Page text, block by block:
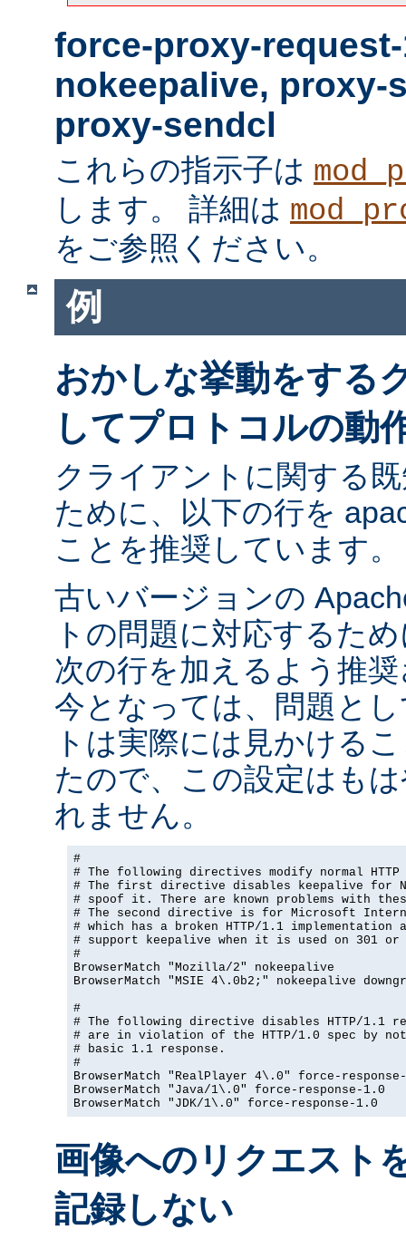
force-proxy-
nokeepalive, proxy-
proxy-sendcl
これらの指示子は
します。 詳細は
をご参照ください。
例
おかしな挙動をする
してプロトコルの動
クライアントに関する
ために、以下の行を
ことを推奨しています。
古いバージョンの
トの問題に対応するた
次の行を加えるよう推
今となっては、問題と
トは実際には見かける
たので、この設定はも
れません。
#
# The following directives modify normal HTTP
# The first directive disables keepalive for
# spoof it. There are known problems with
# The second directive is for Microsoft
# which has a broken HTTP/1.1 implementation
# support keepalive when it is used on 301
#
BrowserMatch "Mozilla/2" nokeepalive
BrowserMatch "MSIE 4\.0b2;" nokeepalive
#
# The following directive disables HTTP/1.1
# are in violation of the HTTP/1.0 spec by
# basic 1.1 response.
#
BrowserMatch "RealPlayer 4\.0" force-
BrowserMatch "Java/1\.0" force-response-1.0
BrowserMatch "JDK/1\.0" force-response-1.0
画像へのリクエスト
記録しない